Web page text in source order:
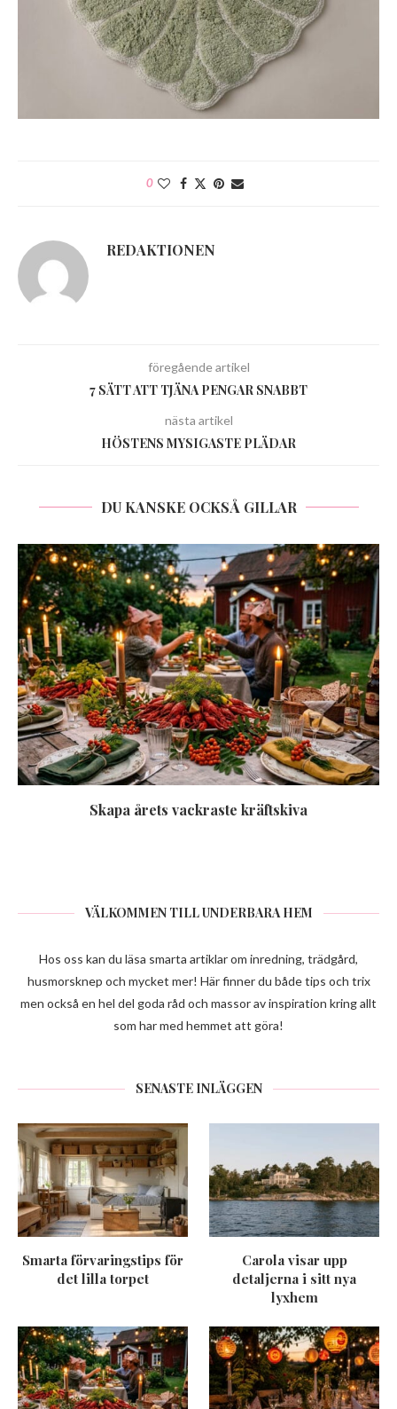
0
REDAKTIONEN
föregående artikel
7 SÄTT ATT TJÄNA PENGAR SNABBT
nästa artikel
HÖSTENS MYSIGASTE PLÄDAR
DU KANSKE OCKSÅ GILLAR
Skapa årets vackraste kräftskiva
VÄLKOMMEN TILL UNDERBARA HEM
Hos oss kan du läsa smarta artiklar om inredning, trädgård,
husmorsknep och mycket mer! Här finner du både tips och trix
men också en hel del goda råd och massor av inspiration kring allt
som har med hemmet att göra!
SENASTE INLÄGGEN
Smarta förvaringstips för
det lilla torpet
Carola visar upp
detaljerna i sitt nya
lyxhem